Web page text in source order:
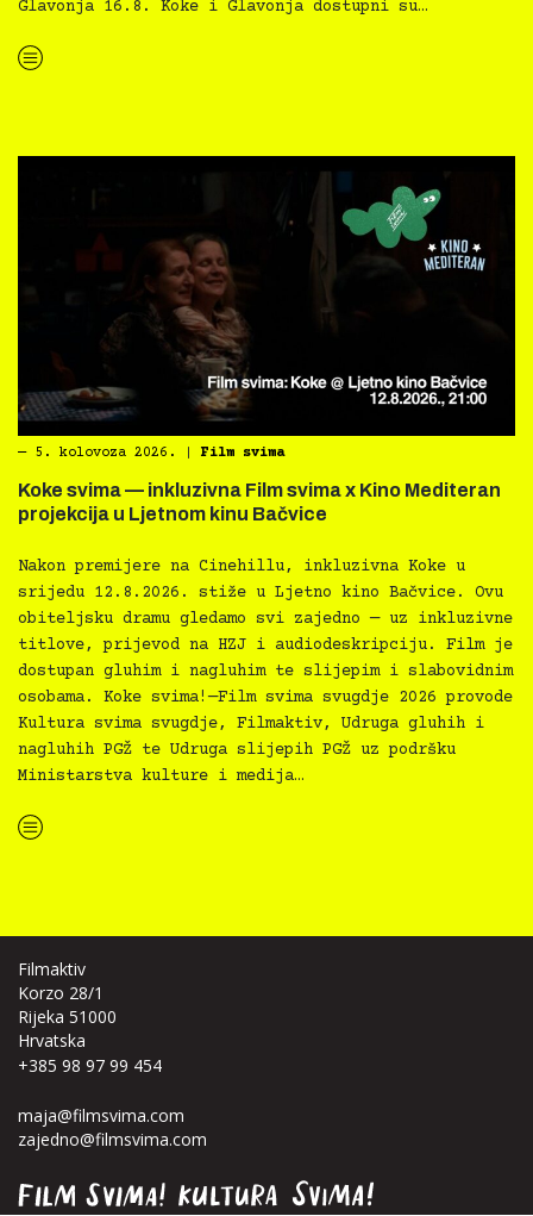
Glavonja 16.8. Koke i Glavonja dostupni su…
“Kino Mediteran i Film svima nastavljaju inkluzivnu turneju na Hvaru”
― 5. kolovoza 2026. Film svima
Koke svima — inkluzivna Film svima x Kino Mediteran
projekcija u Ljetnom kinu Bačvice
Nakon premijere na Cinehillu, inkluzivna Koke u
srijedu 12.8.2026. stiže u Ljetno kino Bačvice. Ovu
obiteljsku dramu gledamo svi zajedno — uz inkluzivne
titlove, prijevod na HZJ i audiodeskripciju. Film je
dostupan gluhim i nagluhim te slijepim i slabovidnim
osobama. Koke svima!—Film svima svugdje 2026 provode
Kultura svima svugdje, Filmaktiv, Udruga gluhih i
nagluhih PGŽ te Udruga slijepih PGŽ uz podršku
Ministarstva kulture i medija…
“Koke svima — inkluzivna Film svima x Kino Mediteran projekcija u Ljetnom kinu Bačvice”
Filmaktiv
Korzo 28/1
Rijeka 51000
Hrvatska
+385 98 97 99 454
maja@filmsvima.com
zajedno@filmsvima.com